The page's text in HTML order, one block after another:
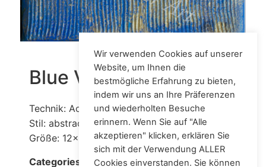
Blue Vibes
Technik: Acryl auf Leinwand/mixed media
Stil: abstract
Größe: 12x18 cm
Categories: Acrylic
Wir verwenden Cookies auf unserer
Website, um Ihnen die
bestmögliche Erfahrung zu bieten,
indem wir uns an Ihre Präferenzen
und wiederholten Besuche
erinnern. Wenn Sie auf "Alle
akzeptieren" klicken, erklären Sie
sich mit der Verwendung ALLER
Cookies einverstanden. Sie können